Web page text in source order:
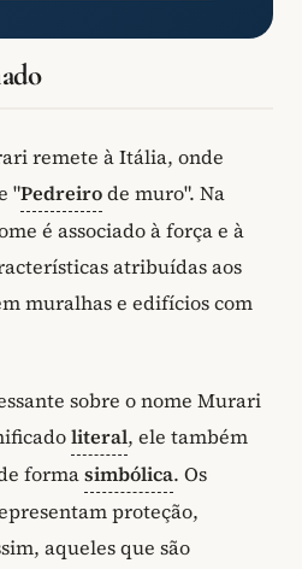
remete à Itália, onde
"Pedreirode muro". Na
é associado à força e à
atribuídas aos
muralhas e edifícios com
sobre o nome Murari
literal, ele também
formasimbólica. Os
proteção,
aqueles que são